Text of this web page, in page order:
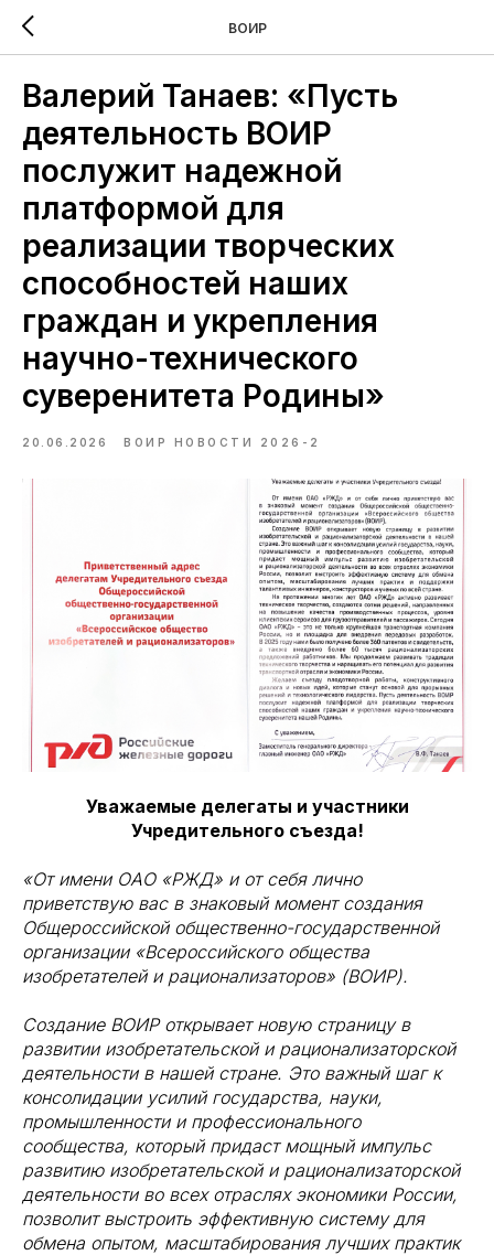
ВОИР
Валерий Танаев: «Пусть
деятельность ВОИР
послужит надежной
платформой для
реализации творческих
способностей наших
граждан и укрепления
научно-технического
суверенитета Родины»
20.06.2026 ВОИР НОВОСТИ 2026-2
Уважаемые делегаты и участники
Учредительного съезда!
«От имени ОАО «РЖД» и от себя лично
приветствую вас в знаковый момент создания
Общероссийской общественно-государственной
организации «Всероссийского общества
изобретателей и рационализаторов» (ВОИР).
Создание ВОИР открывает новую страницу в
развитии изобретательской и рационализаторской
деятельности в нашей стране. Это важный шаг к
консолидации усилий государства, науки,
промышленности и профессионального
сообщества, который придаст мощный импульс
развитию изобретательской и рационализаторской
деятельности во всех отраслях экономики России,
позволит выстроить эффективную систему для
обмена опытом, масштабирования лучших практик